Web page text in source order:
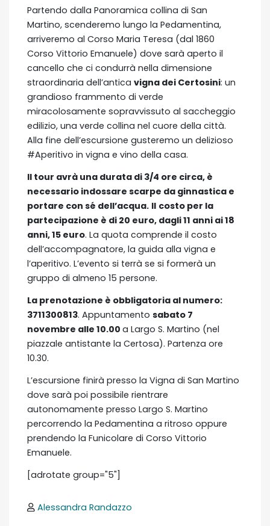
Partendo dalla Panoramica collina di San
Martino, scenderemo lungo la Pedamentina,
arriveremo al Corso Maria Teresa (dal 1860
Corso Vittorio Emanuele) dove sarà aperto il
cancello che ci condurrà nella dimensione
straordinaria dell’antica vigna dei Certosini: un
grandioso frammento di verde
miracolosamente sopravvissuto al saccheggio
edilizio, una verde collina nel cuore della città.
Alla fine dell’escursione gusteremo un delizioso
#Aperitivo in vigna e vino della casa.
Il tour avrà una durata di 3/4 ore circa, è
necessario indossare scarpe da ginnastica e
portare con sé dell’acqua. Il costo per la
partecipazione è di 20 euro, dagli 11 anni ai 18
anni, 15 euro. La quota comprende il costo
dell’accompagnatore, la guida alla vigna e
l’aperitivo. L’evento si terrà se si formerà un
gruppo di almeno 15 persone.
La prenotazione è obbligatoria al numero:
3711300813. Appuntamento sabato 7
novembre alle 10.00 a Largo S. Martino (nel
piazzale antistante la Certosa). Partenza ore
10.30.
L’escursione finirà presso la Vigna di San Martino
dove sarà poi possibile rientrare
autonomamente presso Largo S. Martino
percorrendo la Pedamentina a ritroso oppure
prendendo la Funicolare di Corso Vittorio
Emanuele.
[adrotate group="5"]
Alessandra Randazzo